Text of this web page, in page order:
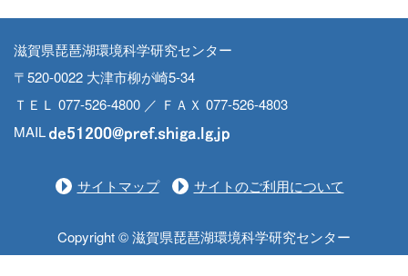
滋賀県琵琶湖環境科学研究センター
〒520-0022 大津市柳が崎5-34
ＴＥＬ 077-526-4800 ／ ＦＡＸ 077-526-4803
MAIL
サイトマップ サイトのご利用について
Copyright © 滋賀県琵琶湖環境科学研究センター